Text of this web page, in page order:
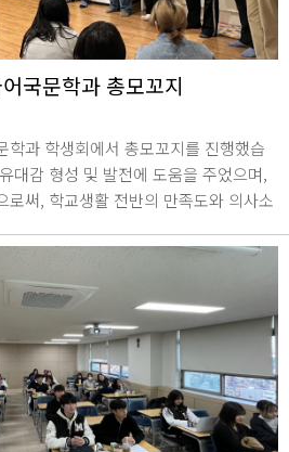
국문학과 총모꼬지
학과 학생회에서 총모꼬지를 진행했습
대감 형성 및 발전에 도움을 주었으며,
로써, 학교생활 전반의 만족도와 의사소